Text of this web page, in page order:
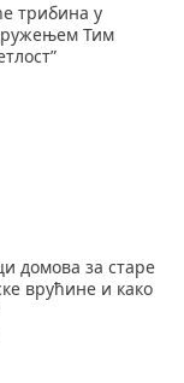
трибина у
Тим
домова за старе
врућине и како